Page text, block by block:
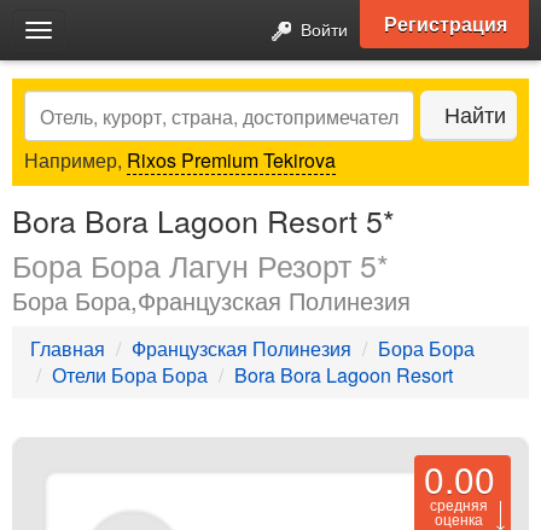
Toggle
navigation
Войти Регистрация
Search Найти
Например, Rixos Premium Tekirova
Bora Bora Lagoon Resort 5*
Бора Бора Лагун Резорт 5*
Бора Бора,Французская Полинезия
Главная Французская Полинезия
Бора Бора
Отели Бора Бора
Bora Bora Lagoon Resort
0.00
средняя
оценка